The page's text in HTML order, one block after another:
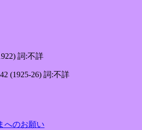
詞:不詳
(1925-26) 詞:不詳
へのお願い